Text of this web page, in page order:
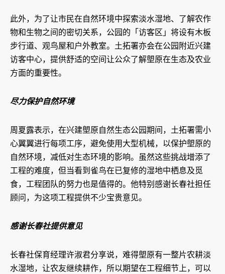
此外，为了让市民在自然环境中探索淡水湿地、了解农作
物和生物之间的密切关系，公园的「访客区」将设有木板
步行道、观鸟屋和户外教室。土拓署亦会在公园附近兴建
访客中心，提供舒适的空间让公众了解塱原在生态及农业
方面的重要性。
尽力保护自然环境
周夏露表示，在兴建塱原自然生态公园期间，土拓署需小
心翼翼进行每项工序，避免使用大型机械，以保护塱原的
自然环境，减低对生态环境的影响。虽然这些挑战增添了
工程的难度，但当看到雀鸟在已复修的湿地中栖息及觅
食，工程团队的努力也是值得的。他特别感谢长春社担任
顾问，为这项工程提供不少宝贵意见。
感谢长春社提供意见
长春社保育经理许淑君分享说，难得塱原有一整片农耕淡
水湿地，让农友继续耕作，所以期望在工程细节上，可以